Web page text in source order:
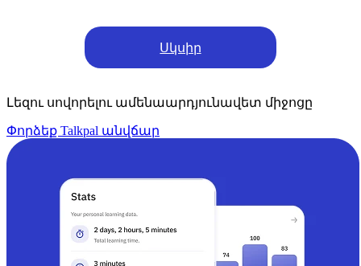
Սկսիր
Լեզու սովորելու ամենաարդյունավետ միջոցը
Փորձեք Talkpal անվճար